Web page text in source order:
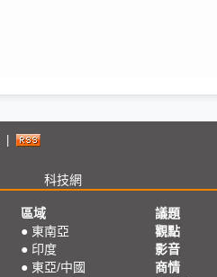
科技網
區域
● 東南亞
● 印度
● 東亞/中國
議題
觀點
影音
商情